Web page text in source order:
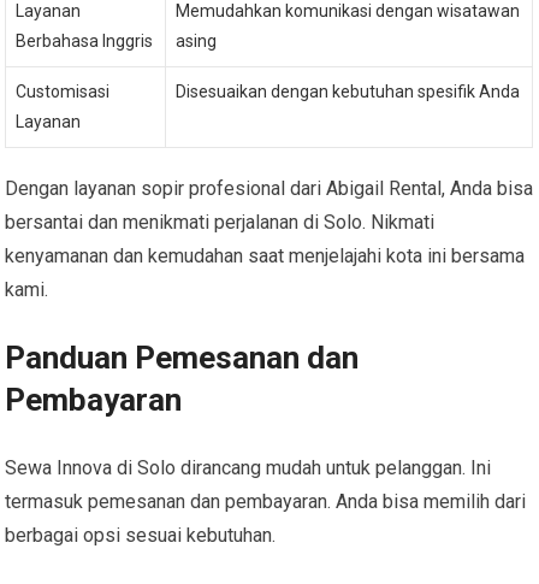
Layanan
Berbahasa Inggris
Memudahkan komunikasi dengan wisatawan
asing
Customisasi
Layanan
Disesuaikan dengan kebutuhan spesifik Anda
Dengan layanan sopir profesional dari Abigail Rental, Anda bisa
bersantai dan menikmati perjalanan di Solo. Nikmati
kenyamanan dan kemudahan saat menjelajahi kota ini bersama
kami.
Panduan Pemesanan dan
Pembayaran
Sewa Innova di Solo dirancang mudah untuk pelanggan. Ini
termasuk pemesanan dan pembayaran. Anda bisa memilih dari
berbagai opsi sesuai kebutuhan.